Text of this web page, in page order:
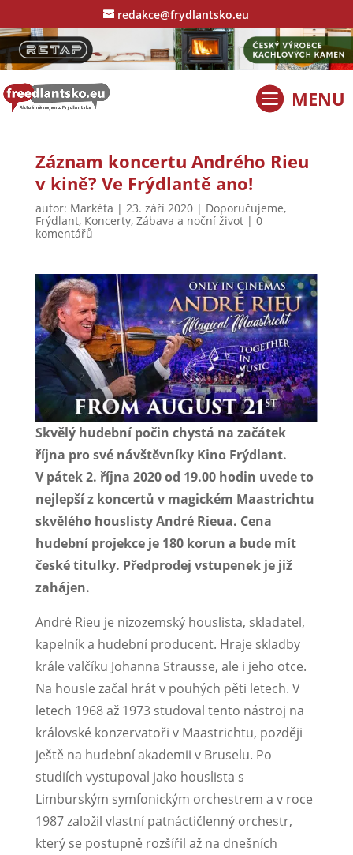
redakce@frydlantsko.eu
Záznam koncertu Andrého Rieu
v kině? Ve Frýdlantě ano!
autor: Markéta | 23. září 2020| Doporučujeme,
Frýdlant, Koncerty, Zábava a noční život| 0
komentářů
Skvělý hudební počin chystá na začátek
října pro své návštěvníky Kino Frýdlant.
V pátek 2. října 2020 od 19.00 hodin uvede to
nejlepší z koncertů v magickém Maastrichtu
skvělého houslisty André Rieua. Cena
hudební projekce je 180 korun a bude mít
české titulky. Předprodej vstupenek je již
zahájen.
André Rieu je nizozemský houslista, skladatel,
kapelník a hudební producent. Hraje skladby
krále valčíku Johanna Strausse, ale i jeho otce.
Na housle začal hrát v pouhých pěti letech. V
letech 1968 až 1973 studoval tento nástroj na
královské konzervatoři v Maastrichtu, později
ještě na hudební akademii v Bruselu. Po
studiích vystupoval jako houslista s
Limburským symfonickým orchestrem a v roce
1987 založil vlastní patnáctičlenný orchestr,
který se postupně rozšířil až na dnešních